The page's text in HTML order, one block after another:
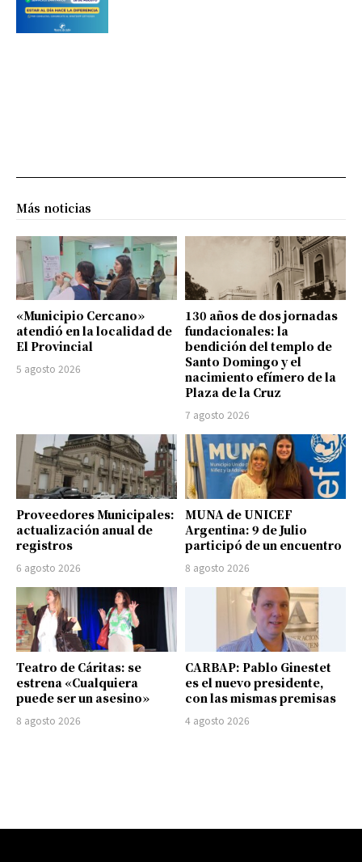
Más noticias
«Municipio Cercano»
atendió en la localidad de
El Provincial
5 agosto 2026
130 años de dos jornadas
fundacionales: la
bendición del templo de
Santo Domingo y el
nacimiento efímero de la
Plaza de la Cruz
7 agosto 2026
Proveedores Municipales:
actualización anual de
registros
6 agosto 2026
MUNA de UNICEF
Argentina: 9 de Julio
participó de un encuentro
8 agosto 2026
Teatro de Cáritas: se
estrena «Cualquiera
puede ser un asesino»
8 agosto 2026
CARBAP: Pablo Ginestet
es el nuevo presidente,
con las mismas premisas
4 agosto 2026